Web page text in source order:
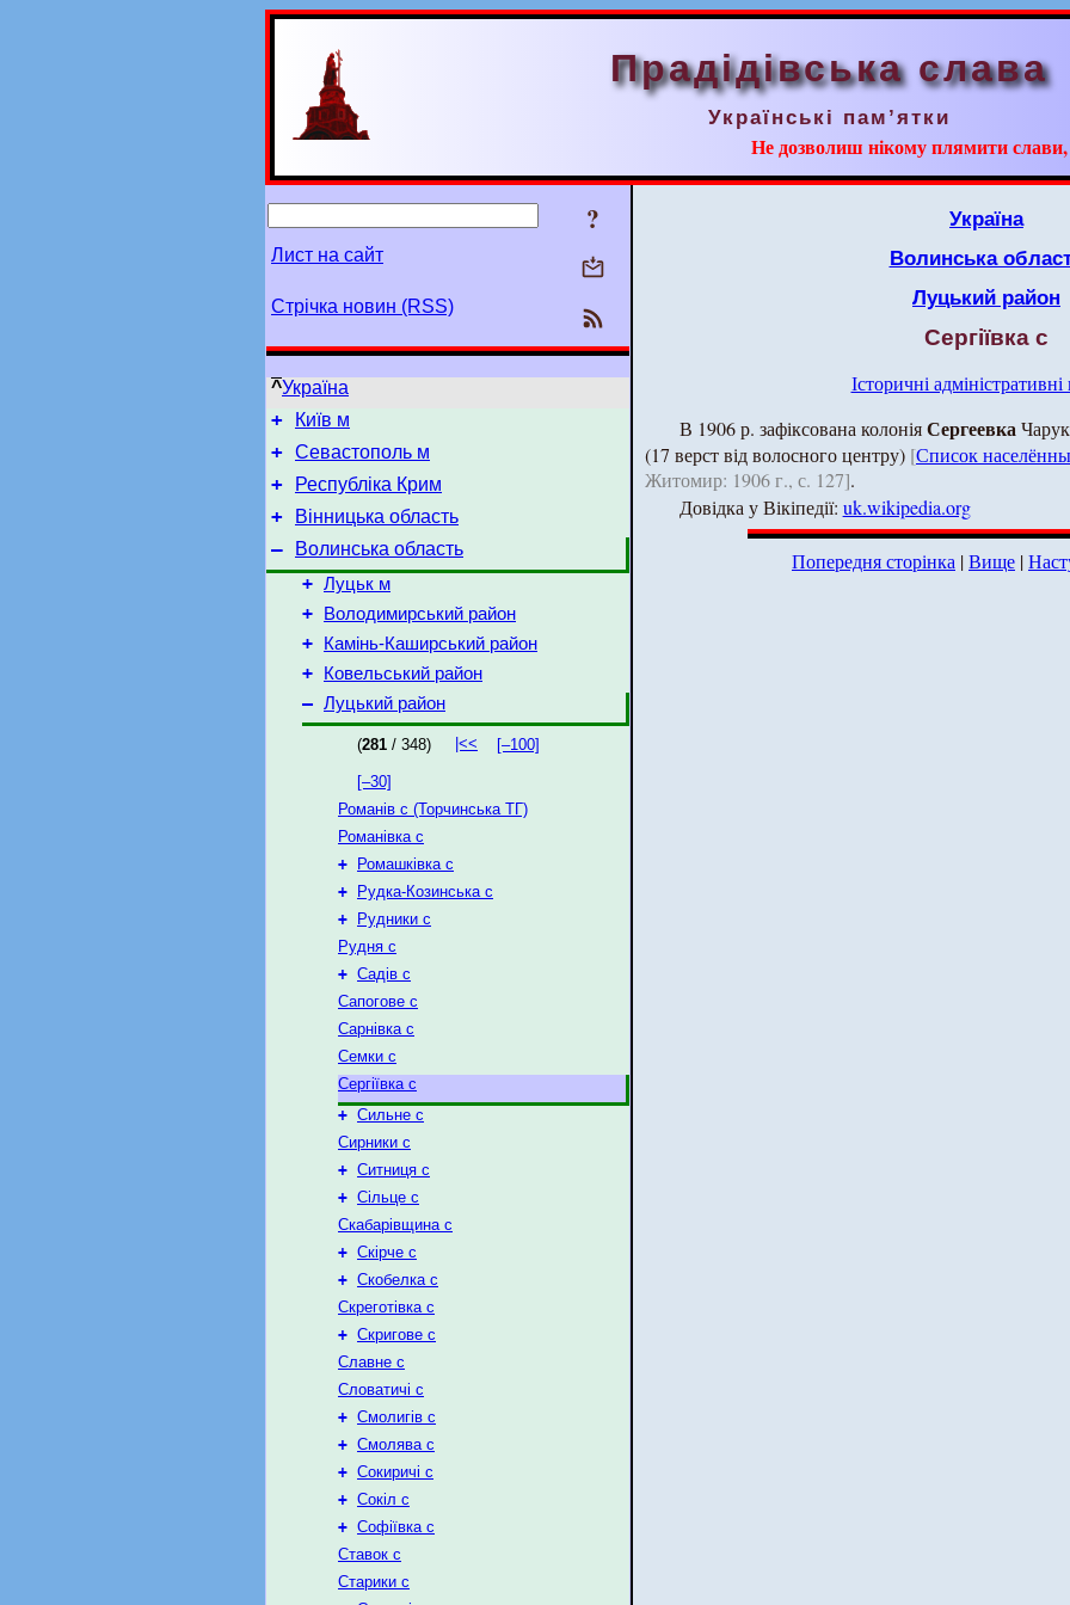
Прадідівська слава
Українські пам’ятки
Не дозволиш нікому плямити слави,
?
Лист на сайт
Стрічка новин (RSS)
^Україна
+ Київ м
+ Севастополь м
+ Республіка Крим
+ Вінницька область
–
Волинська область
+ Луцьк м
+ Володимирський район
+ Камінь-Каширський район
+ Ковельський район
– Луцький район
(281 / 348) |<< [–100]
[–30]
Романів с (Торчинська ТГ)
Романівка с
+
Ромашківка с
+
Рудка-Козинська с
+
Рудники с
Рудня с
+ Садів с
Сапогове с
Сарнівка с
Семки с
Сергіївка с
+ Сильне с
Сирники с
+ Ситниця с
+ Сільце с
Скабарівщина с
+ Скірче с
+ Скобелка с
Скреготівка с
+ Скригове с
Славне с
Словатичі с
+ Смолигів с
+ Смолява с
+ Сокиричі с
+ Сокіл с
+ Софіївка с
Ставок с
Старики с
Україна
Волинська
Луцький район
Сергіївка с
Історичні адміністративні
В 1906 р. зафіксована колоніяСергеевка
(17 верст від волосного центру) [Список
Житомир: 1906 г., с. 127].
Довідка у Вікіпедії: uk.wikipedia.org
Попередня сторінка |Вище |